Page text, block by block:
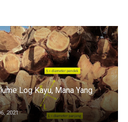
Log Kayu, Mana Yang
2021